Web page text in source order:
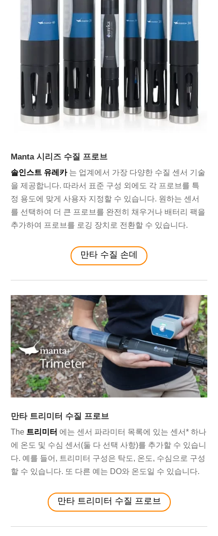
Manta 시리즈 수질 프로브
솔인스트 유레카는 업계에서 가장 다양한 수질 센서 기술
을 제공합니다. 따라서 표준 구성 외에도 각 프로브를 특
정 용도에 맞게 사용자 지정할 수 있습니다. 원하는 센서
를 선택하여 더 큰 프로브를 완전히 채우거나 배터리 팩을
추가하여 프로브를 로깅 장치로 전환할 수 있습니다.
만타 수질 손데
만타 트리미터 수질 프로브
The 트리미터 에는 센서 파라미터 목록에 있는 센서* 하나
에 온도 및 수심 센서(둘 다 선택 사항)를 추가할 수 있습니
다. 예를 들어, 트리미터 구성은 탁도, 온도, 수심으로 구성
할 수 있습니다. 또 다른 예는 DO와 온도일 수 있습니다.
만타 트리미터 수질 프로브